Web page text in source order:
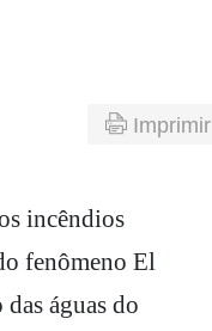
Imprimir
fenômeno El
águas do